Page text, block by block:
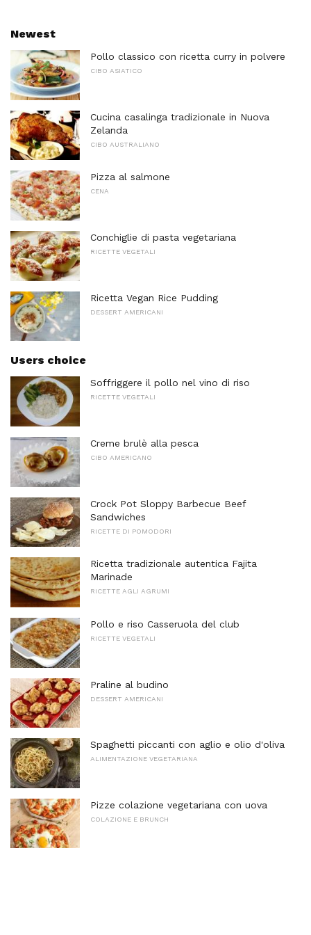
Newest
Pollo classico con ricetta curry in polvere
CIBO ASIATICO
Cucina casalinga tradizionale in Nuova
Zelanda
CIBO AUSTRALIANO
Pizza al salmone
CENA
Conchiglie di pasta vegetariana
RICETTE VEGETALI
Ricetta Vegan Rice Pudding
DESSERT AMERICANI
Users choice
Soffriggere il pollo nel vino di riso
RICETTE VEGETALI
Creme brulè alla pesca
CIBO AMERICANO
Crock Pot Sloppy Barbecue Beef
Sandwiches
RICETTE DI POMODORI
Ricetta tradizionale autentica Fajita
Marinade
RICETTE AGLI AGRUMI
Pollo e riso Casseruola del club
RICETTE VEGETALI
Praline al budino
DESSERT AMERICANI
Spaghetti piccanti con aglio e olio d'oliva
ALIMENTAZIONE VEGETARIANA
Pizze colazione vegetariana con uova
COLAZIONE E BRUNCH